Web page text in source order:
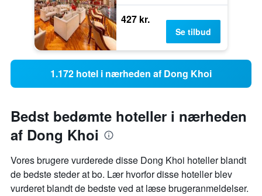
427 kr.
Se tilbud
1.172 hotel i nærheden af Dong Khoi
Bedst bedømte hoteller i nærheden
af Dong Khoi
Vores brugere vurderede disse Dong Khoi hoteller blandt
de bedste steder at bo. Lær hvorfor disse hoteller blev
vurderet blandt de bedste ved at læse brugeranmeldelser.